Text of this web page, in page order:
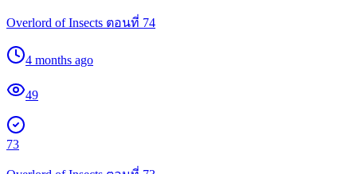
Overlord of Insects ตอนที่ 74
4 months ago
49
73